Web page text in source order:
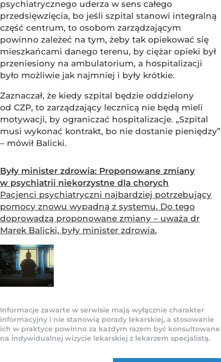
psychiatrycznego uderza w sens całego
przedsięwzięcia, bo jeśli szpital stanowi integralną
część centrum, to osobom zarządzającym
powinno zależeć na tym, żeby tak opiekować się
mieszkańcami danego terenu, by ciężar opieki był
przeniesiony na ambulatorium, a hospitalizacji
było możliwie jak najmniej i były krótkie.
Zaznaczał, że kiedy szpital będzie oddzielony
od CZP, to zarządzający lecznicą nie będą mieli
motywacji, by ograniczać hospitalizacje. „Szpital
musi wykonać kontrakt, bo nie dostanie pieniędzy”
– mówił Balicki.
Były minister zdrowia: Proponowane zmiany
w psychiatrii niekorzystne dla chorych
Pacjenci psychiatryczni najbardziej potrzebujący
pomocy znowu wypadną z systemu. Do tego
doprowadzą proponowane zmiany – uważa dr
Marek Balicki, były minister zdrowia.
Informacje zawarte w serwisie mają wyłącznie charakter
informacyjny i nie stanowią porady lekarskiej, a stosowanie
ich w praktyce powinno za każdym razem być konsultowane
na indywidualnej wizycie lekarskiej z lekarzem specjalistą.